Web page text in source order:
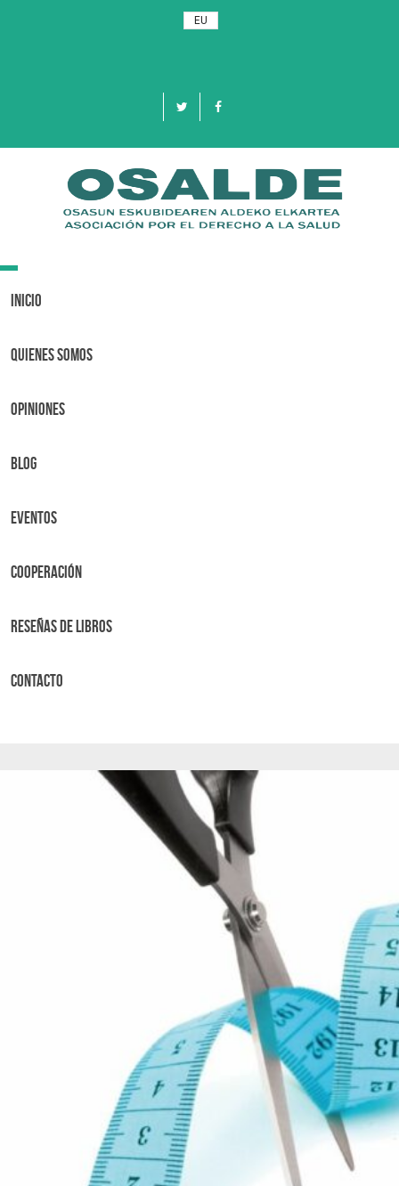
EU
Toggle
Inicio
Quienes Somos
OPINIONES
BLOG
Eventos
Cooperación
Reseñas de libros
Contacto